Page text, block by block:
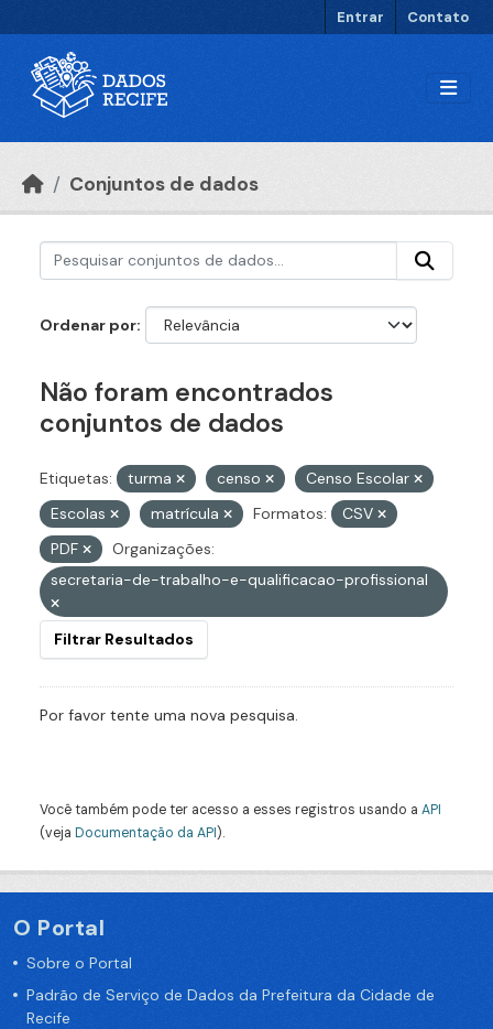
Entrar Contato
Conjuntos de dados
Ordenar por
Não foram encontrados
conjuntos de dados
Etiquetas: turma censo
Censo Escolar
Escolas
matrícula Formatos:
CSV
PDF
Organizações:
secretaria-de-trabalho-e-qualificacao-profissional
Filtrar Resultados
Por favor tente uma nova pesquisa.
Você também pode ter acesso a esses registros usando a API
(veja Documentação da API).
O Portal
Sobre o Portal
Padrão de Serviço de Dados da Prefeitura da Cidade de
Recife